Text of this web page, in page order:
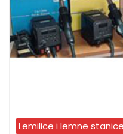
Lemilice i lemne stanice